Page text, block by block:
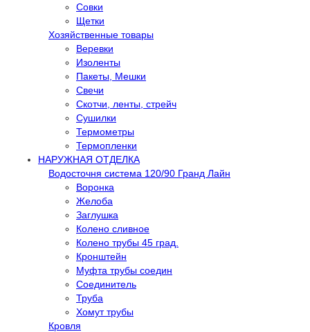
Совки
Щетки
Хозяйственные товары
Веревки
Изоленты
Пакеты, Мешки
Свечи
Скотчи, ленты, стрейч
Сушилки
Термометры
Термопленки
НАРУЖНАЯ ОТДЕЛКА
Водосточня система 120/90 Гранд Лайн
Воронка
Желоба
Заглушка
Колено сливное
Колено трубы 45 град.
Кронштейн
Муфта трубы соедин
Соединитель
Труба
Хомут трубы
Кровля